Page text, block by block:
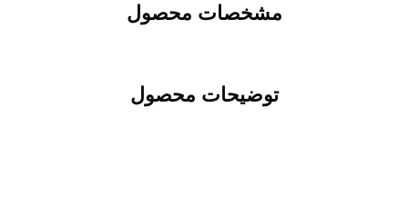
مشخصات محصول
توضیحات محصول